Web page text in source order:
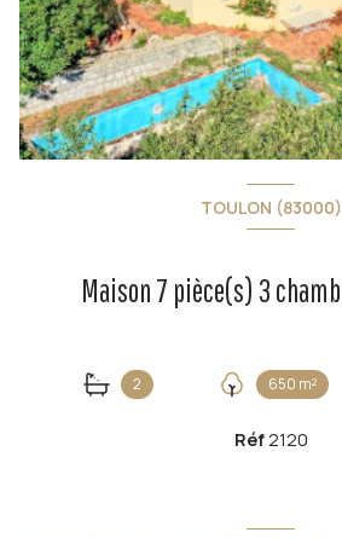
TOULON (83000)
2 650 m²
Réf2120